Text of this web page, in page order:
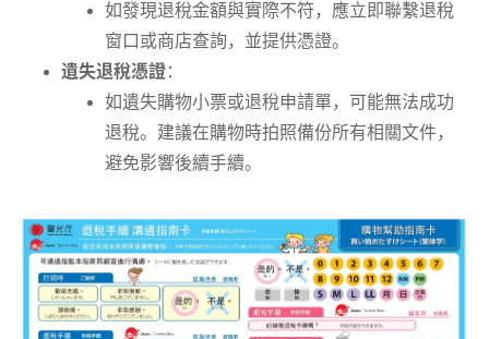
如發現退稅金額與實際不符，應立即聯繫退稅
窗口或商店查詢，並提供憑證。
遺失退稅憑證：
如遺失購物小票或退稅申請單，可能無法成功
退稅。建議在購物時拍照備份所有相關文件，
避免影響後續手續。